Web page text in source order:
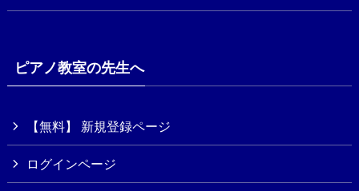
ピアノ教室の先生へ
【無料】 新規登録ページ
ログインページ